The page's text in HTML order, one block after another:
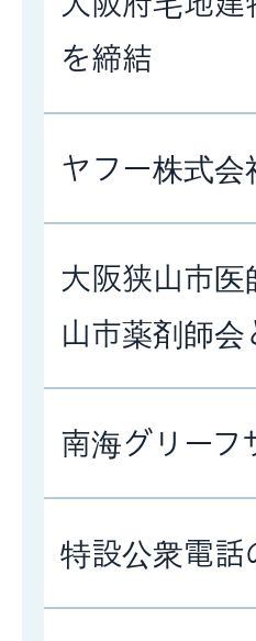
を締結
ヤフー株式会
大阪狭山市
山市薬剤師
南海グリーフ
特設公衆電話